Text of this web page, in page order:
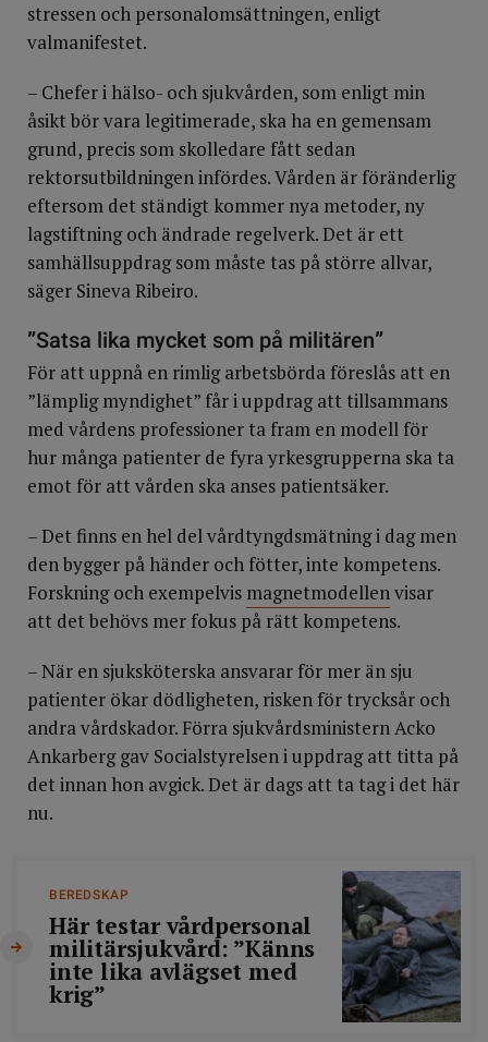
stressen och personalomsättningen, enligt
valmanifestet.
– Chefer i hälso- och sjukvården, som enligt min
åsikt bör vara legitimerade, ska ha en gemensam
grund, precis som skolledare fått sedan
rektorsutbildningen infördes. Vården är föränderlig
eftersom det ständigt kommer nya metoder, ny
lagstiftning och ändrade regelverk. Det är ett
samhällsuppdrag som måste tas på större allvar,
säger Sineva Ribeiro.
”Satsa lika mycket som på militären”
För att uppnå en rimlig arbetsbörda föreslås att en
”lämplig myndighet” får i uppdrag att tillsammans
med vårdens professioner ta fram en modell för
hur många patienter de fyra yrkesgrupperna ska ta
emot för att vården ska anses patientsäker.
– Det finns en hel del vårdtyngdsmätning i dag men
den bygger på händer och fötter, inte kompetens.
Forskning och exempelvis magnetmodellenvisar
att det behövs mer fokus på rätt kompetens.
– När en sjuksköterska ansvarar för mer än sju
patienter ökar dödligheten, risken för trycksår och
andra vårdskador. Förra sjukvårdsministern Acko
Ankarberg gav Socialstyrelsen i uppdrag att titta på
det innan hon avgick. Det är dags att ta tag i det här
nu.
BEREDSKAP
Här testar vårdpersonal
militärsjukvård: ”Känns
inte lika avlägset med
krig”